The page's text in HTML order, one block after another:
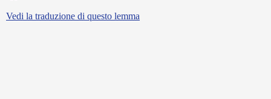
Vedi la traduzione di questo lemma